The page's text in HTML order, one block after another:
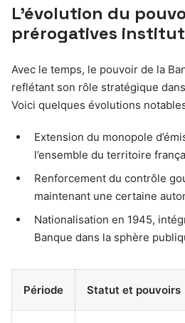
L’évolution du
prérogatives
Avec le temps, le pouvoir de la
reflétant son rôle stratégique
Voici quelques évolutions
Extension du monopole
l’ensemble du territoire
Renforcement du contrôle
maintenant une certaine
Nationalisation en 1945,
Banque dans la sphère
Période Statut et pouvoirs